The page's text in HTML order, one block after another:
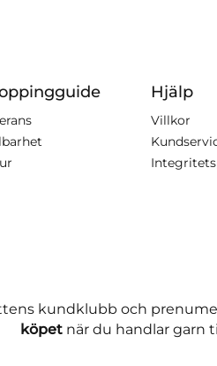
Hjälp
Villkor
kundklubb och
köpetnär du handlar garn